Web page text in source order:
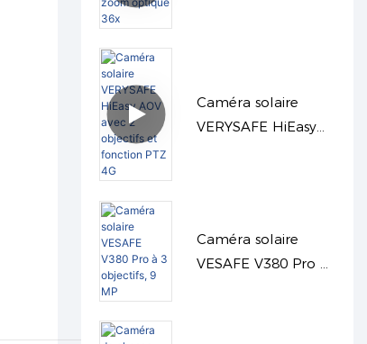
Caméra solaire
VERYSAFE HiEasy
Caméra solaire
VESAFE V380 Pro à